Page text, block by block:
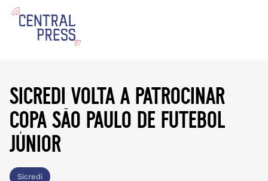
sicredi volta a patrocinar
copa são paulo de futebol
júnior
Sicredi